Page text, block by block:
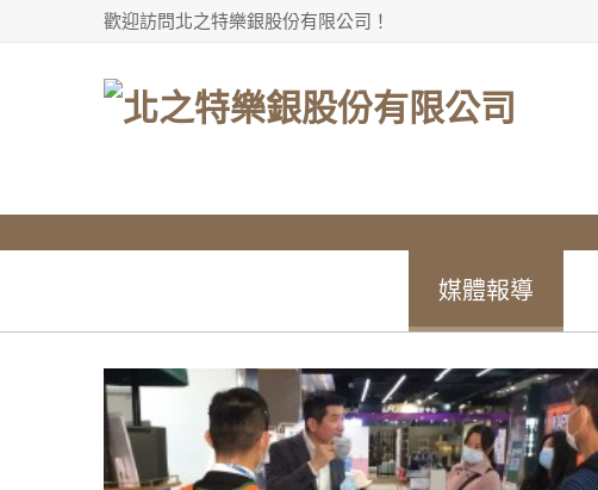
歡迎訪問北之特樂銀股份有限公司！
分享到facebook
媒體報導